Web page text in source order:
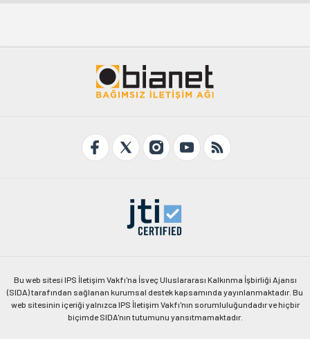
Bu web sitesi IPS İletişim Vakfı'na İsveç Uluslararası Kalkınma İşbirliği Ajansı
(SIDA) tarafından sağlanan kurumsal destek kapsamında yayınlanmaktadır. Bu
web sitesinin içeriği yalnızca IPS İletişim Vakfı'nın sorumluluğundadır ve hiçbir
biçimde SIDA'nın tutumunu yansıtmamaktadır.